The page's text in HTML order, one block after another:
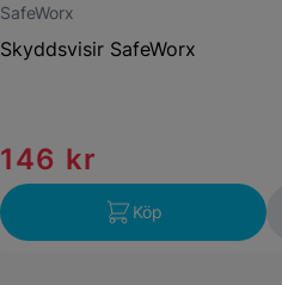
SafeWorx
Skyddsvisir SafeWorx
146 kr
Köp